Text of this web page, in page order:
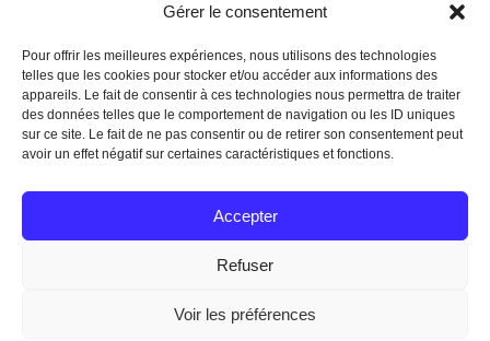
Gérer le consentement
Pour offrir les meilleures expériences, nous utilisons des technologies
telles que les cookies pour stocker et/ou accéder aux informations des
appareils. Le fait de consentir à ces technologies nous permettra de traiter
des données telles que le comportement de navigation ou les ID uniques
sur ce site. Le fait de ne pas consentir ou de retirer son consentement peut
avoir un effet négatif sur certaines caractéristiques et fonctions.
Accepter
Refuser
Voir les préférences
Mentions légales